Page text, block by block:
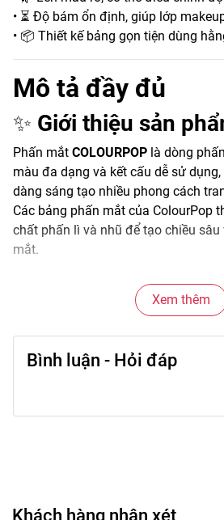
• ⏳ Độ bám ổn định, giúp lớp
• 📦 Thiết kế bảng gọn tiện dùng
Mô tả đầy đủ
✨ Giới thiệu sản
Phấn mắt COLOURPOP là dòng
màu đa dạng và kết cấu dễ sử
dàng sáng tạo nhiều phong cách
Các bảng phấn mắt của ColourPop
chất phấn lì và nhũ để tạo chiều
mắt.
Chất phấn mịn và dễ tán giúp việc
giản hơn, phù hợp từ trang điểm nhẹ
makeup nổi bật cho các dịp đặc biệt.
🌟Đặc điểm nổi bật
• Kết hợp nhiều chất phấn: matte (lì)
Xem thêm
Bình luận - Hỏi đáp
Khách hàng nhận xét